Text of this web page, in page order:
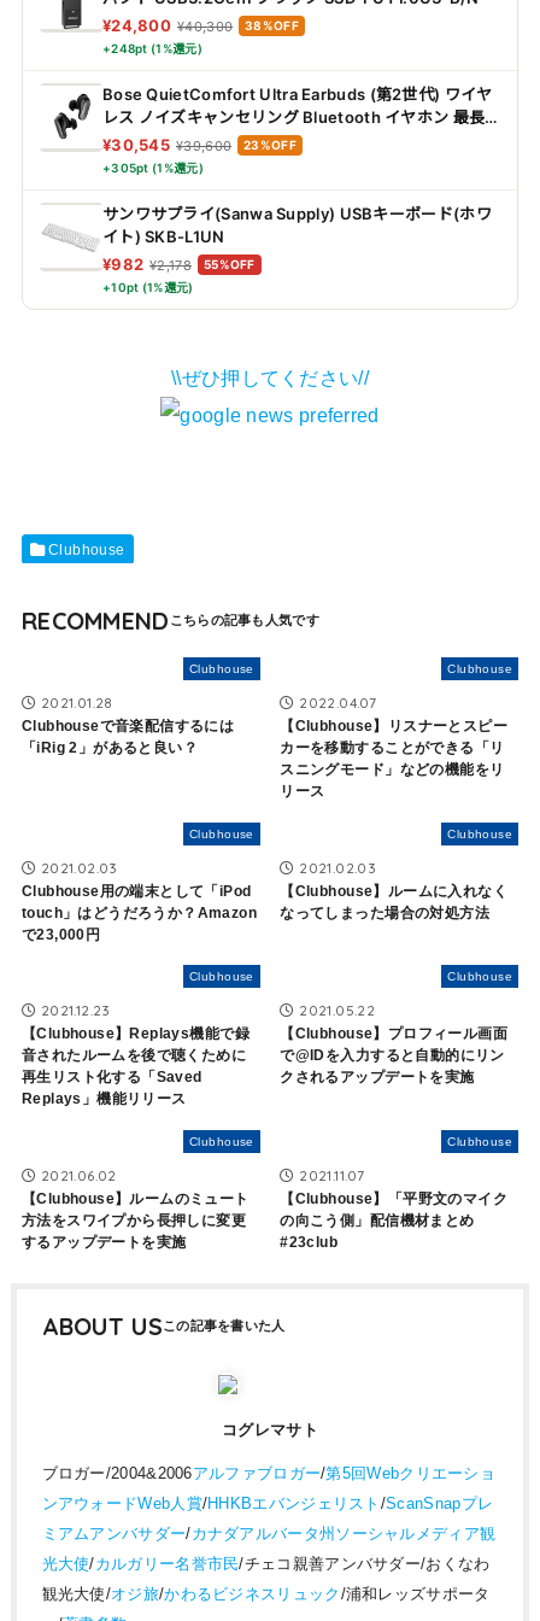
¥24,800 ¥40,300
38%OFF
+248pt (1%還元)
Bose QuietComfort Ultra Earbuds (第2世代) ワイヤ
レス ノイズキャンセリング Bluetooth イヤホン 最長6
時間連続再生 IPX4規格準拠 イマーシブオーディオ 迫
力の重低音 ブラック
¥30,545 ¥39,600
23%OFF
+305pt (1%還元)
サンワサプライ(Sanwa Supply) USBキーボード(ホワ
イト) SKB-L1UN
¥982 ¥2,178
55%OFF
+10pt (1%還元)
\\ぜひ押してください//
Clubhouse
RECOMMEND
Clubhouse
2021.01.28
Clubhouseで音楽配信するには
「iRig 2」があると良い？
Clubhouse
2022.04.07
【Clubhouse】リスナーとスピー
カーを移動することができる「リ
スニングモード」などの機能をリ
リース
Clubhouse
2021.02.03
Clubhouse用の端末として「iPod
touch」はどうだろうか？Amazon
で23,000円
Clubhouse
2021.02.03
【Clubhouse】ルームに入れなく
なってしまった場合の対処方法
Clubhouse
2021.12.23
【Clubhouse】Replays機能で録
音されたルームを後で聴くために
再生リスト化する「Saved
Replays」機能リリース
Clubhouse
2021.05.22
【Clubhouse】プロフィール画面
で@IDを入力すると自動的にリン
クされるアップデートを実施
Clubhouse
2021.06.02
【Clubhouse】ルームのミュート
方法をスワイプから長押しに変更
するアップデートを実施
Clubhouse
2021.11.07
【Clubhouse】「平野文のマイク
の向こう側」配信機材まとめ
#23club
ABOUT US
コグレマサト
ブロガー/2004&2006アルファブロガー/第5回Webクリエーショ
ンアウォードWeb人賞/HHKBエバンジェリスト /ScanSnapプレ
ミアムアンバサダー/カナダアルバータ州ソーシャルメディア観
光大使/カルガリー名誉市民/チェコ親善アンバサダー/おくなわ
観光大使/オジ旅/かわるビジネスリュック /浦和レッズサポータ